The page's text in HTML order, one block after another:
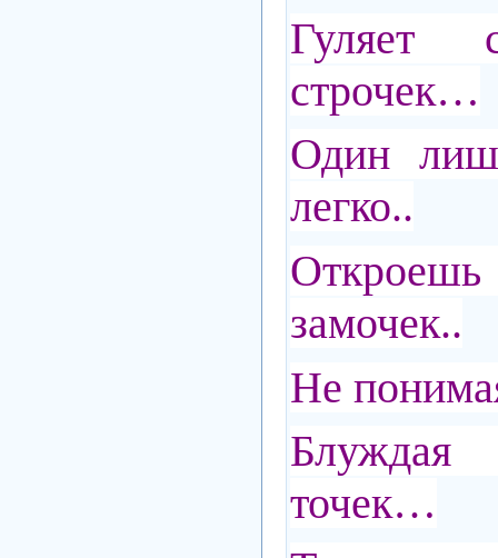
Гуляет
строчек…
Один
легко..
замочек..
Не
точек…